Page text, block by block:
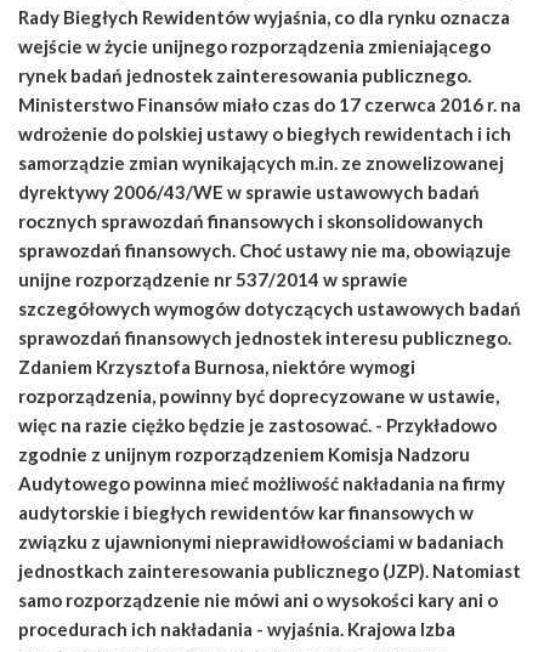
Rady Biegłych Rewidentów wyjaśnia, co dla rynku oznacza
wejście w życie unijnego rozporządzenia zmieniającego
rynek badań jednostek zainteresowania publicznego.
Ministerstwo Finansów miało czas do 17 czerwca 2016 r. na
wdrożenie do polskiej ustawy o biegłych rewidentach i ich
samorządzie zmian wynikających m.in. ze znowelizowanej
dyrektywy 2006/43/WE w sprawie ustawowych badań
rocznych sprawozdań finansowych i skonsolidowanych
sprawozdań finansowych. Choć ustawy nie ma, obowiązuje
unijne rozporządzenie nr 537/2014 w sprawie
szczegółowych wymogów dotyczących ustawowych badań
sprawozdań finansowych jednostek interesu publicznego.
Zdaniem Krzysztofa Burnosa, niektóre wymogi
rozporządzenia, powinny być doprecyzowane w ustawie,
więc na razie ciężko będzie je zastosować. - Przykładowo
zgodnie z unijnym rozporządzeniem Komisja Nadzoru
Audytowego powinna mieć możliwość nakładania na firmy
audytorskie i biegłych rewidentów kar finansowych w
związku z ujawnionymi nieprawidłowościami w badaniach
jednostkach zainteresowania publicznego (JZP). Natomiast
samo rozporządzenie nie mówi ani o wysokości kary ani o
procedurach ich nakładania - wyjaśnia. Krajowa Izba